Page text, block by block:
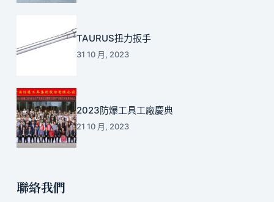
TAURUS扭力扳手
31 10 月, 2023
2023防爆工具工廠慶典
21 10 月, 2023
聯絡我們